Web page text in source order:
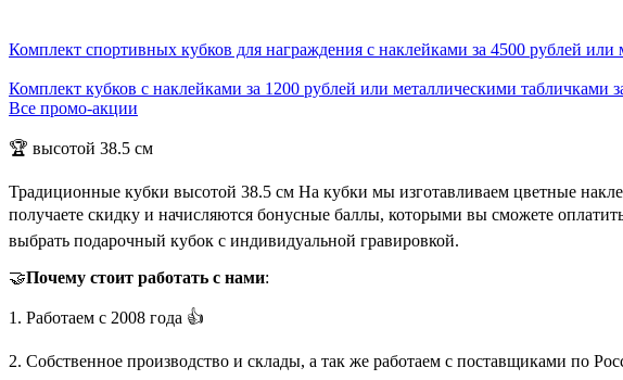
Комплект спортивных кубков для награждения с наклейками за 4500 рублей или
Комплект кубков с наклейками за 1200 рублей или металлическими табличками
Все промо-акции
🏆 высотой 38.5 см
Традиционные кубки высотой 38.5 см На кубки мы изготавливаем цветные
получаете скидку и начисляются бонусные баллы, которыми вы сможете
выбрать подарочный кубок с индивидуальной гравировкой.
🤝Почему стоит работать с нами:
1. Работаем с 2008 года 👍
2. Собственное производство и склады, а так же работаем с поставщиками по